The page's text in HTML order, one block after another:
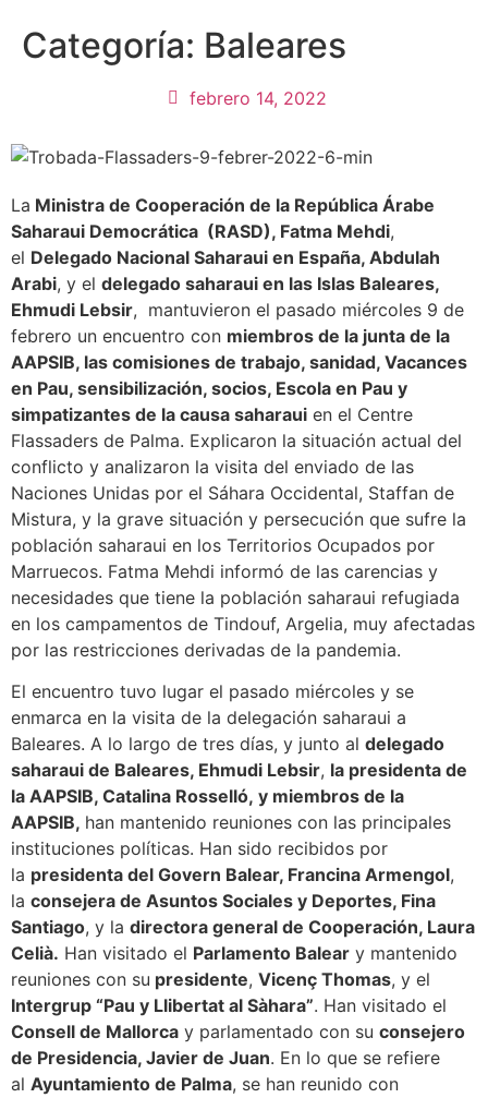
Categoría: Baleares
febrero 14, 2022
La Ministra de Cooperación de la República Árabe
Saharaui Democrática (RASD), Fatma Mehdi,
el Delegado Nacional Saharaui en España, Abdulah
Arabi, y el delegado saharaui en las Islas Baleares,
Ehmudi Lebsir, mantuvieron el pasado miércoles 9 de
febrero un encuentro con miembros de la junta de la
AAPSIB, las comisiones de trabajo, sanidad, Vacances
en Pau, sensibilización, socios, Escola en Pau y
simpatizantes de la causa saharaui en el Centre
Flassaders de Palma. Explicaron la situación actual del
conflicto y analizaron la visita del enviado de las
Naciones Unidas por el Sáhara Occidental, Staffan de
Mistura, y la grave situación y persecución que sufre la
población saharaui en los Territorios Ocupados por
Marruecos. Fatma Mehdi informó de las carencias y
necesidades que tiene la población saharaui refugiada
en los campamentos de Tindouf, Argelia, muy afectadas
por las restricciones derivadas de la pandemia.
El encuentro tuvo lugar el pasado miércoles y se
enmarca en la visita de la delegación saharaui a
Baleares. A lo largo de tres días, y junto al delegado
saharaui de Baleares, Ehmudi Lebsir, la presidenta de
la AAPSIB, Catalina Rosselló, y miembros de la
AAPSIB, han mantenido reuniones con las principales
instituciones políticas. Han sido recibidos por
la presidenta del Govern Balear, Francina Armengol,
la consejera de Asuntos Sociales y Deportes, Fina
Santiago, y la directora general de Cooperación, Laura
Celià. Han visitado el Parlamento Balear y mantenido
reuniones con su presidente, Vicenç Thomas, y el
Intergrup “Pau y Llibertat al Sàhara”. Han visitado el
Consell de Mallorca y parlamentado con su consejero
de Presidencia, Javier de Juan. En lo que se refiere
al Ayuntamiento de Palma, se han reunido con